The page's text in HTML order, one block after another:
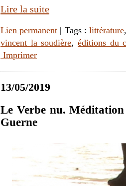
Lire la suite
Lien permanent | Tags :littérature
vincent la soudière, éditions du
Imprimer
13/05/2019
Le Verbe nu.
Guerne